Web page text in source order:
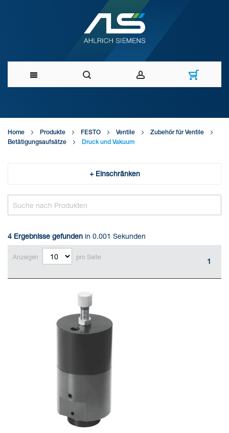
zum
Inhalt
Home Produkte FESTO Ventile
Zubehör für Ventile
Betätigungsaufsätze
Druck und Vakuum
+ Einschränken
4 Ergebnisse gefunden in 0.001 Sekunden
Anzeigen pro Seite 1